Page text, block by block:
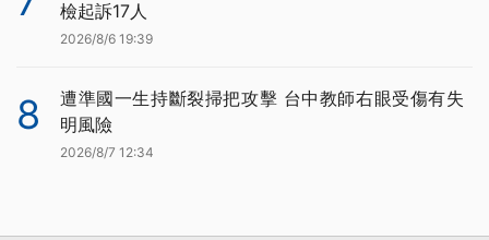
檢起訴17人
2026/8/6 19:39
8
遭準國一生持斷裂掃把攻擊 台中教師右眼受傷有失
明風險
2026/8/7 12:34